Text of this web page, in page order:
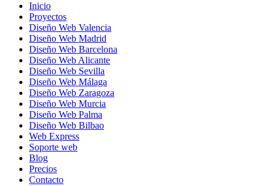
Inicio
Proyectos
Diseño Web Valencia
Diseño Web Madrid
Diseño Web Barcelona
Diseño Web Alicante
Diseño Web Sevilla
Diseño Web Málaga
Diseño Web Zaragoza
Diseño Web Murcia
Diseño Web Palma
Diseño Web Bilbao
Web Express
Soporte web
Blog
Precios
Contacto